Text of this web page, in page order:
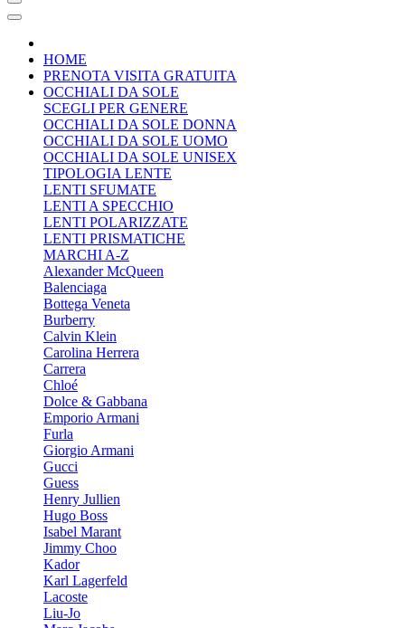
HOME
PRENOTA VISITA GRATUITA
OCCHIALI DA SOLE
SCEGLI PER GENERE
OCCHIALI DA SOLE DONNA
OCCHIALI DA SOLE UOMO
OCCHIALI DA SOLE UNISEX
TIPOLOGIA LENTE
LENTI SFUMATE
LENTI A SPECCHIO
LENTI POLARIZZATE
LENTI PRISMATICHE
MARCHI A-Z
Alexander McQueen
Balenciaga
Bottega Veneta
Burberry
Calvin Klein
Carolina Herrera
Carrera
Chloé
Dolce & Gabbana
Emporio Armani
Furla
Giorgio Armani
Gucci
Guess
Henry Jullien
Hugo Boss
Isabel Marant
Jimmy Choo
Kador
Karl Lagerfeld
Lacoste
Liu-Jo